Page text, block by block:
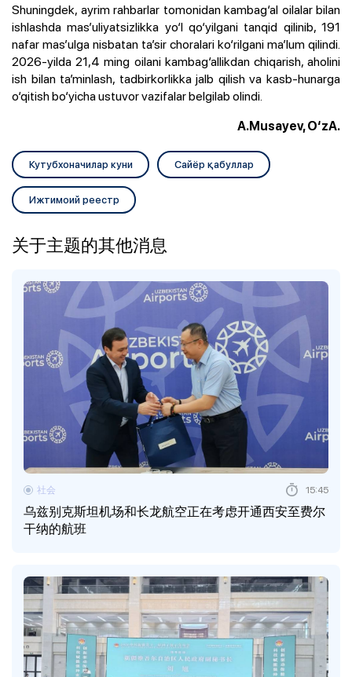
Shuningdek, ayrim rahbarlar tomonidan kambag‘al oilalar bilan
ishlashda mas’uliyatsizlikka yo‘l qo‘yilgani tanqid qilinib, 191
nafar mas’ulga nisbatan ta’sir choralari ko‘rilgani ma’lum qilindi.
2026-yilda 21,4 ming oilani kambag‘allikdan chiqarish, aholini
ish bilan ta’minlash, tadbirkorlikka jalb qilish va kasb-hunarga
o‘qitish bo‘yicha ustuvor vazifalar belgilab olindi.
A.Musayev, O‘zA.
Кутубхоначилар куни Сайёр қабуллар
Ижтимоий реестр
关于主题的其他消息
乌兹别克斯坦机场和长龙航空正在考虑开通西安至费尔
干纳的航班
社会 15:45